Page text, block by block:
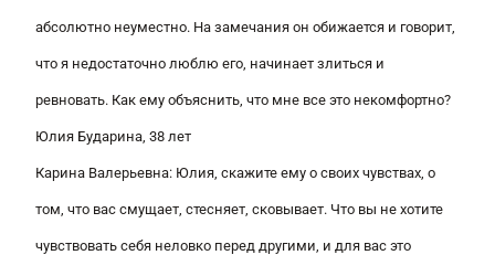
абсолютно неуместно. На замечания он обижается и говорит,
что я недостаточно люблю его, начинает злиться и
ревновать. Как ему объяснить, что мне все это некомфортно?
Юлия Бударина, 38 лет
Карина Валерьевна: Юлия, скажите ему о своих чувствах, о
том, что вас смущает, стесняет, сковывает. Что вы не хотите
чувствовать себя неловко перед другими, и для вас это